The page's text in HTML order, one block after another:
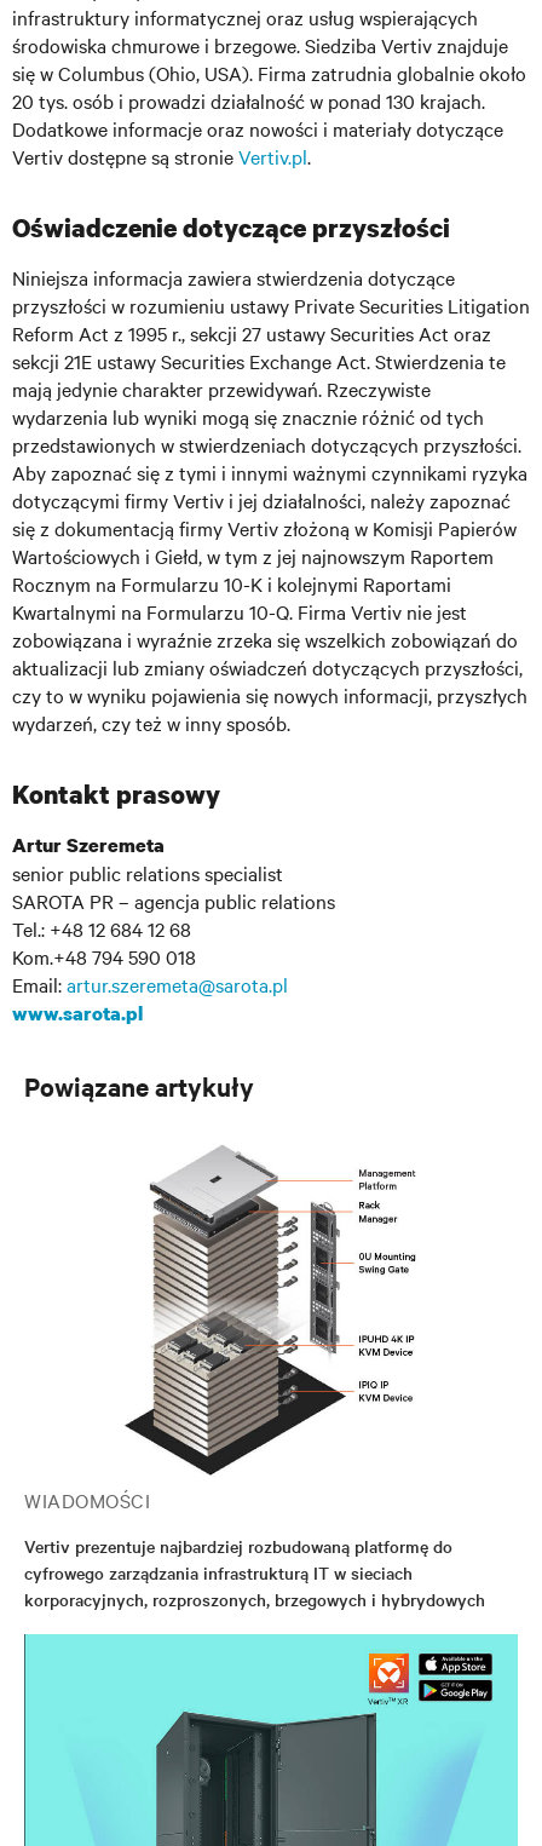
infrastruktury informatycznej oraz usług wspierających
środowiska chmurowe i brzegowe. Siedziba Vertiv znajduje
się w Columbus (Ohio, USA). Firma zatrudnia globalnie około
20 tys. osób i prowadzi działalność w ponad 130 krajach.
Dodatkowe informacje oraz nowości i materiały dotyczące
Vertiv dostępne są stronieVertiv.pl.
Oświadczenie dotyczące przyszłości
Niniejsza informacja zawiera stwierdzenia dotyczące
przyszłości w rozumieniu ustawy Private Securities Litigation
Reform Act z 1995 r., sekcji 27 ustawy Securities Act oraz
sekcji 21E ustawy Securities Exchange Act. Stwierdzenia te
mają jedynie charakter przewidywań. Rzeczywiste
wydarzenia lub wyniki mogą się znacznie różnić od tych
przedstawionych w stwierdzeniach dotyczących przyszłości.
Aby zapoznać się z tymi i innymi ważnymi czynnikami ryzyka
dotyczącymi firmy Vertiv i jej działalności, należy zapoznać
się z dokumentacją firmy Vertiv złożoną w Komisji Papierów
Wartościowych i Giełd, w tym z jej najnowszym Raportem
Rocznym na Formularzu 10-K i kolejnymi Raportami
Kwartalnymi na Formularzu 10-Q. Firma Vertiv nie jest
zobowiązana i wyraźnie zrzeka się wszelkich zobowiązań do
aktualizacji lub zmiany oświadczeń dotyczących przyszłości,
czy to w wyniku pojawienia się nowych informacji, przyszłych
wydarzeń, czy też w inny sposób.
Kontakt prasowy
Artur Szeremeta
senior public relations specialist
SAROTA PR – agencja public relations
Tel.: +48 12 684 12 68
Kom.+48 794 590 018
Email:artur.szeremeta@sarota.pl
www.sarota.pl
Powiązane artykuły
WIADOMOŚCI
Vertiv prezentuje najbardziej rozbudowaną platformę do
cyfrowego zarządzania infrastrukturą IT w sieciach
korporacyjnych, rozproszonych, brzegowych i hybrydowych